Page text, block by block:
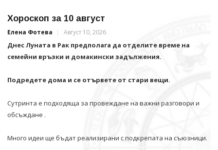
Хороскоп за 10 август
Елена Фотева Август 10, 2026
Днес Луната в Рак предполага да отделите време на
семейни връзки и домакински задължения.
Подредете дома и се отървете от стари вещи.
Сутринта е подходяща за провеждане на важни разговори и
обсъждане .
Много идеи ще бъдат реализирани с подкрепата на съюзници.